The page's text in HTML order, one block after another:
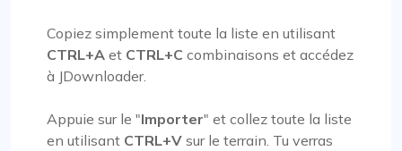
Copiez simplement toute la liste en utilisant
CTRL+A et CTRL+C combinaisons et accédez
à JDownloader.
Appuie sur le "Importer" et collez toute la liste
en utilisant CTRL+V sur le terrain. Tu verras